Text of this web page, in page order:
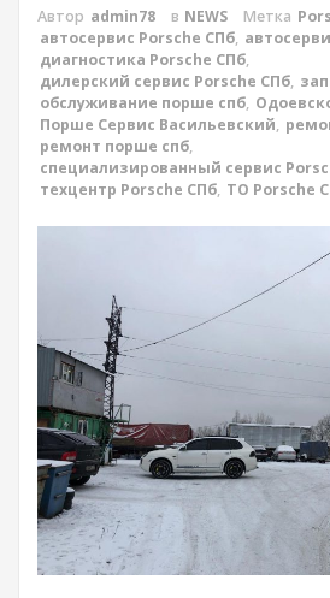
Автор admin78 в NEWS Метка
автосервис Porsche СПб,
диагностика Porsche СПб,
дилерский сервис Porsche СПб,
обслуживание порше спб,
Порше Сервис Васильевский,
ремонт порше спб,
специализированный сервис
техцентр Porsche СПб, ТО Porsche